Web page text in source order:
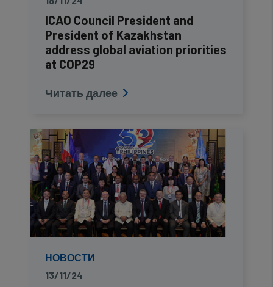
ICAO Council President and
President of Kazakhstan
address global aviation priorities
at COP29
Читать далее
НОВОСТИ
13/11/24